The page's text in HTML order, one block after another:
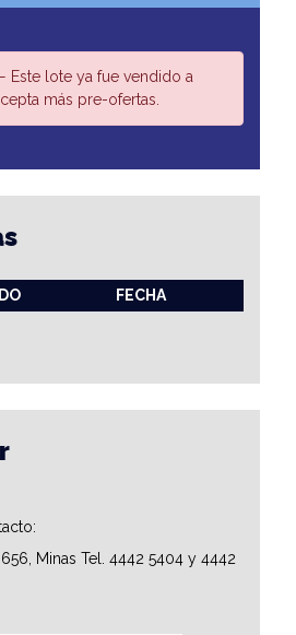
Este lote ya fue vendido a
más pre-ofertas.
FECHA
Minas Tel. 4442 5404 y 4442